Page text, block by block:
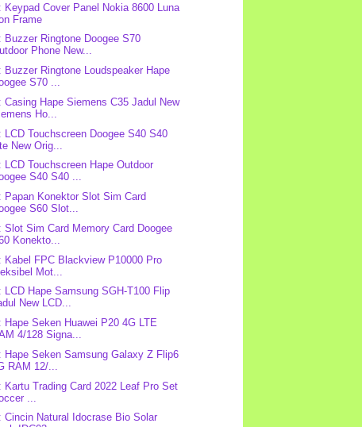
Keypad Cover Panel Nokia 8600 Luna
Frame
Buzzer Ringtone Doogee S70
Phone New...
Buzzer Ringtone Loudspeaker Hape
S70 ...
Casing Hape Siemens C35 Jadul New
Ho...
LCD Touchscreen Doogee S40 S40
New Orig...
LCD Touchscreen Hape Outdoor
S40 S40 ...
Papan Konektor Slot Sim Card
S60 Slot...
Slot Sim Card Memory Card Doogee
Konekto...
Kabel FPC Blackview P10000 Pro
Mot...
LCD Hape Samsung SGH-T100 Flip
New LCD...
Hape Seken Huawei P20 4G LTE
4/128 Signa...
Hape Seken Samsung Galaxy Z Flip6
RAM 12/...
Kartu Trading Card 2022 Leaf Pro Set
...
Cincin Natural Idocrase Bio Solar